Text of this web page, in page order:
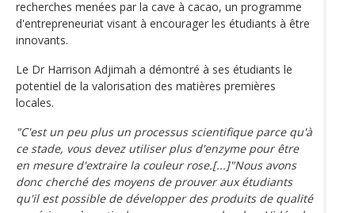
recherches menées par la cave à cacao, un programme
d'entrepreneuriat visant à encourager les étudiants à être
innovants.
Le Dr Harrison Adjimah a démontré à ses étudiants le
potentiel de la valorisation des matières premières
locales.
"C'est un peu plus un processus scientifique parce qu'à
ce stade, vous devez utiliser plus d'enzyme pour être
en mesure d'extraire la couleur rose.[...]"Nous avons
donc cherché des moyens de prouver aux étudiants
qu'il est possible de développer des produits de qualité